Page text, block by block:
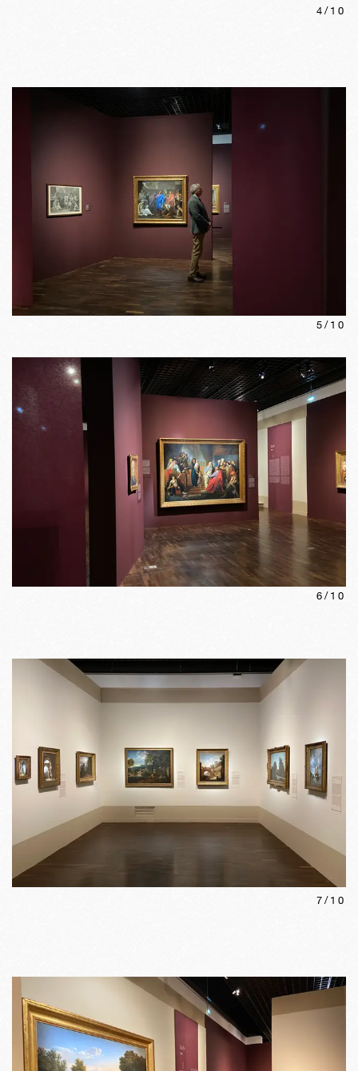
4/ 10
5/ 10
6/ 10
7/ 10